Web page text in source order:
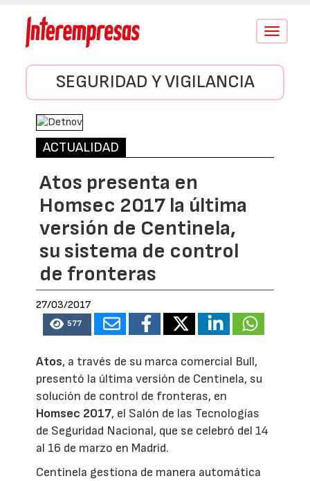
Conmutar
SEGURIDAD Y VIGILANCIA
ACTUALIDAD
Atos presenta en
Homsec 2017 la última
versión de Centinela,
su sistema de control
de fronteras
27/03/2017
577
Atos, a través de su marca comercial Bull,
presentó la última versión de Centinela, su
solución de control de fronteras, en
Homsec 2017, el Salón de las Tecnologías
de Seguridad Nacional, que se celebró del 14
al 16 de marzo en Madrid.
Centinela gestiona de manera automática